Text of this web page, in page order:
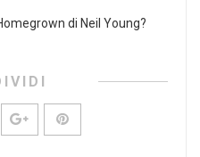
di Neil Young?